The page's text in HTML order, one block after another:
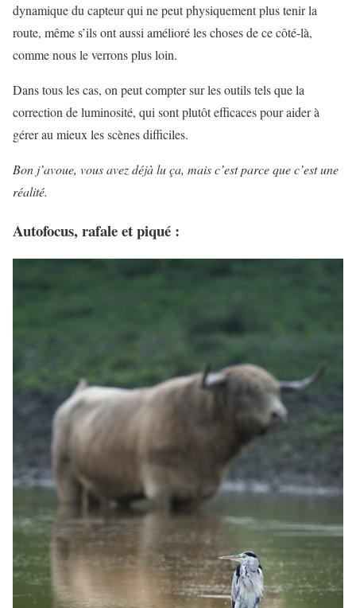
dynamique du capteur qui ne peut physiquement plus tenir la
route, même s’ils ont aussi amélioré les choses de ce côté-là,
comme nous le verrons plus loin.
Dans tous les cas, on peut compter sur les outils tels que la
correction de luminosité, qui sont plutôt efficaces pour aider à
gérer au mieux les scènes difficiles.
Bon j’avoue, vous avez déjà lu ça, mais c’est parce que c’est une
réalité.
Autofocus, rafale et piqué :